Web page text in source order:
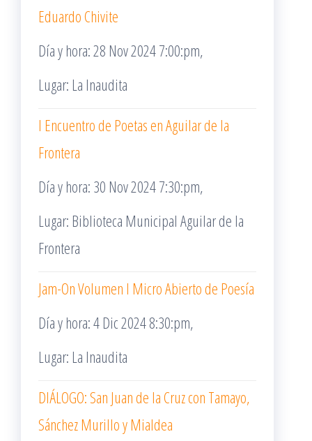
Eduardo Chivite
Día y hora: 28 Nov 2024 7:00:pm,
Lugar: La Inaudita
I Encuentro de Poetas en Aguilar de la
Frontera
Día y hora: 30 Nov 2024 7:30:pm,
Lugar: Biblioteca Municipal Aguilar de la
Frontera
Jam-On Volumen I Micro Abierto de Poesía
Día y hora: 4 Dic 2024 8:30:pm,
Lugar: La Inaudita
DIÁLOGO: San Juan de la Cruz con Tamayo,
Sánchez Murillo y Mialdea